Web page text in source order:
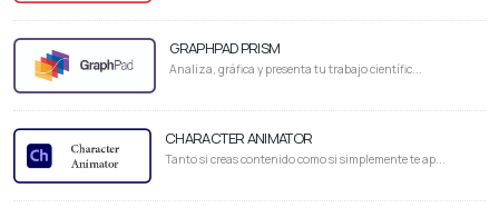
GRAPHPAD PRISM
Analiza, gráfica y presenta tu trabajo científic...
CHARACTER ANIMATOR
Tanto si creas contenido como si simplemente te ap...